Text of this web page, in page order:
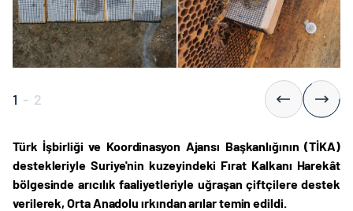
1 - 2
Türk İşbirliği ve Koordinasyon Ajansı Başkanlığının (TİKA)
destekleriyle Suriye'nin kuzeyindeki Fırat Kalkanı Harekât
bölgesinde arıcılık faaliyetleriyle uğraşan çiftçilere destek
verilerek, Orta Anadolu ırkından arılar temin edildi.